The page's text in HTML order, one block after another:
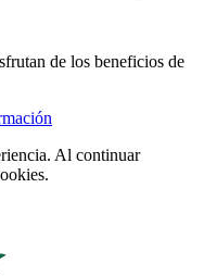
de los beneficios de
Al continuar